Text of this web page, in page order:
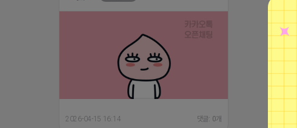
2026-04-15 16:14 댓글: 0개